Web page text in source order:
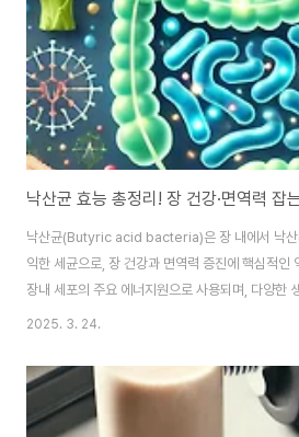
키네시아를 복용하면 감기 증상..
낙산균 효능 총정리! 장 건강·면역력 잡
낙산균(Butyric acid bacteria)은 장 내에서 낙
익한 세균으로, 장 건강과 면역력 증진에 핵심적인
장내 세포의 주요 에너지원으로 사용되며, 다양한
이번 글에서는 낙산균의 효능과 이를 활용한 건강
(Clostridium) 속에 속하는 세균으로, 식이섬유를
다. 낙산은 단쇄지방산의 일종으로, 장내 환경을 개
인 영향을 미칩니다.​2. 낙산균 효능과 주요 역할낙
2025. 3. 24.